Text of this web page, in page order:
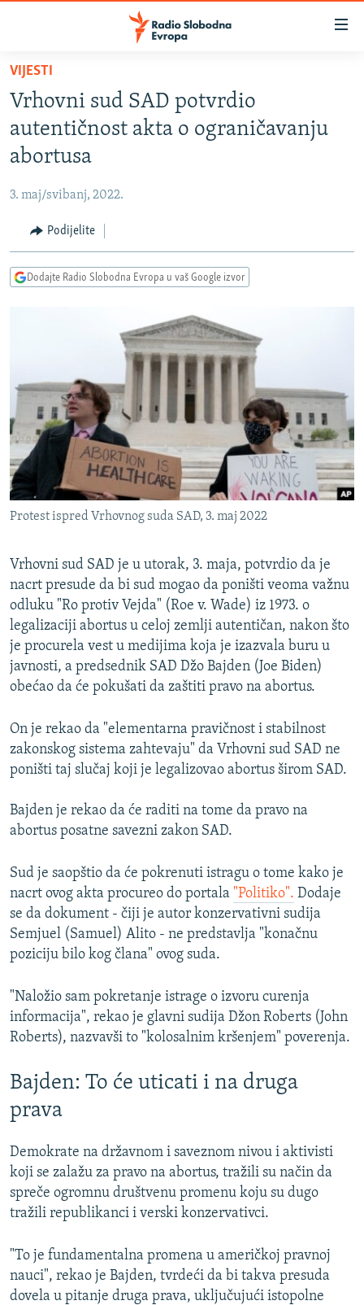
Pređite
glavni
sadržaj
Pređite
na
glavnu
navigaciju
Pređite
na
pretragu
VIJESTI
BOSNA I HERCEGOVINA
SRBIJA
CRNA GORA
VIZUELNO
RAT U UKRAJINI
RSE PRIČE IZ SVIJETA
ISPRIČAJ MI
DNEVNO@RSE
SPECIJALI RSE
VIŠE OD NASLOVA
GENOCID U SREBRENICI
POPLAVE I KLIZIŠTA U BIH 2024.
TV LIBERTY
POST SCRIPTUM
MOJA EVROPA
TRI DECENIJE OD RATA U BIH
SVE KARTE DEJTONA
PRATITE NAS
Sve RFE/RL stranice
VIJESTI
Vrhovni sud SAD potvrdio
autentičnost akta o ograničavanju
abortusa
3. maj/svibanj, 2022.
Podijelite
Dodajte Radio Slobodna Evropa u vaš Google izvor
Protest ispred Vrhovnog suda SAD, 3. maj 2022
Vrhovni sud SAD je u utorak, 3. maja, potvrdio da je
nacrt presude da bi sud mogao da poništi veoma važnu
odluku "Ro protiv Vejda" (Roe v. Wade) iz 1973. o
legalizaciji abortus u celoj zemlji autentičan, nakon što
je procurela vest u medijima koja je izazvala buru u
javnosti, a predsednik SAD Džo Bajden (Joe Biden)
obećao da će pokušati da zaštiti pravo na abortus.
On je rekao da "elementarna pravičnost i stabilnost
zakonskog sistema zahtevaju" da Vrhovni sud SAD ne
poništi taj slučaj koji je legalizovao abortus širom SAD.
Bajden je rekao da će raditi na tome da pravo na
abortus posatne savezni zakon SAD.
Sud je saopštio da će pokrenuti istragu o tome kako je
nacrt ovog akta procureo do portala "Politiko". Dodaje
se da dokument - čiji je autor konzervativni sudija
Semjuel (Samuel) Alito - ne predstavlja "konačnu
poziciju bilo kog člana" ovog suda.
"Naložio sam pokretanje istrage o izvoru curenja
informacija", rekao je glavni sudija Džon Roberts (John
Roberts), nazvavši to "kolosalnim kršenjem" poverenja.
Bajden: To će uticati i na druga
prava
Demokrate na državnom i saveznom nivou i aktivisti
koji se zalažu za pravo na abortus, tražili su način da
spreče ogromnu društvenu promenu koju su dugo
tražili republikanci i verski konzervativci.
"To je fundamentalna promena u američkoj pravnoj
nauci", rekao je Bajden, tvrdeći da bi takva presuda
dovela u pitanje druga prava, uključujući istopolne